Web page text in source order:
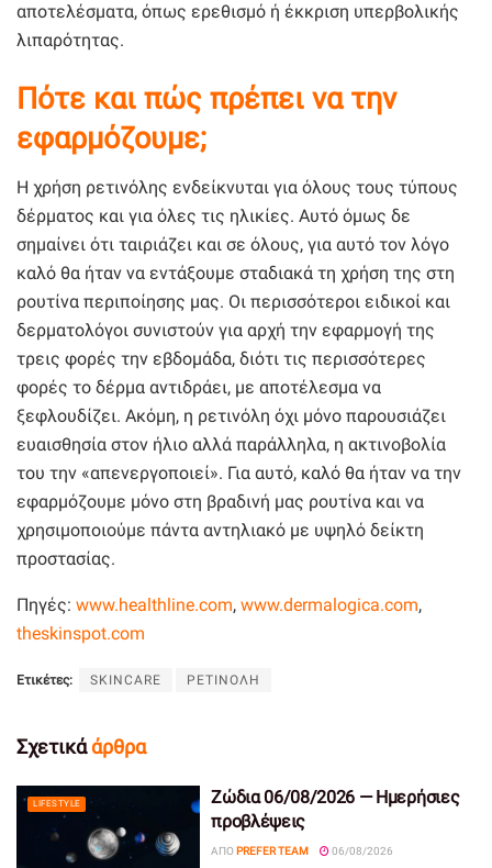
αποτελέσματα, όπως ερεθισμό ή έκκριση υπερβολικής
λιπαρότητας.
Πότε και πώς πρέπει να την
εφαρμόζουμε;
Η χρήση ρετινόλης ενδείκνυται για όλους τους τύπους
δέρματος και για όλες τις ηλικίες. Αυτό όμως δε
σημαίνει ότι ταιριάζει και σε όλους, για αυτό τον λόγο
καλό θα ήταν να εντάξουμε σταδιακά τη χρήση της στη
ρουτίνα περιποίησης μας. Οι περισσότεροι ειδικοί και
δερματολόγοι συνιστούν για αρχή την εφαρμογή της
τρεις φορές την εβδομάδα, διότι τις περισσότερες
φορές το δέρμα αντιδράει, με αποτέλεσμα να
ξεφλουδίζει. Ακόμη, η ρετινόλη όχι μόνο παρουσιάζει
ευαισθησία στον ήλιο αλλά παράλληλα, η ακτινοβολία
του την «απενεργοποιεί». Για αυτό, καλό θα ήταν να την
εφαρμόζουμε μόνο στη βραδινή μας ρουτίνα και να
χρησιμοποιούμε πάντα αντηλιακό με υψηλό δείκτη
προστασίας.
Πηγές: www.healthline.com, www.dermalogica.com,
theskinspot.com
Ετικέτες: SKINCARE ΡΕΤΙΝΟΛΗ
Σχετικάάρθρα
LIFESTYLE
Ζώδια 06/08/2026 — Ημερήσιες
προβλέψεις
ΑΠΌ PREFER TEAM 06/08/2026